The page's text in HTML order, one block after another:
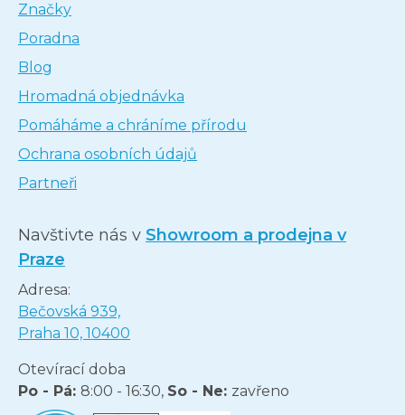
Značky
Poradna
Blog
Hromadná objednávka
Pomáháme a chráníme přírodu
Ochrana osobních údajů
Partneři
Navštivte nás v Showroom a prodejna v
Praze
Adresa:
Bečovská 939,
Praha 10, 10400
Otevírací doba
Po - Pá: 8:00 - 16:30, So - Ne: zavřeno